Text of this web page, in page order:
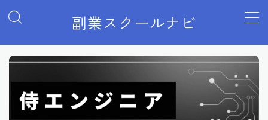
副業スクールナビ
MENU
Webマーケティング
アフィリエイトブログ・Webライティング